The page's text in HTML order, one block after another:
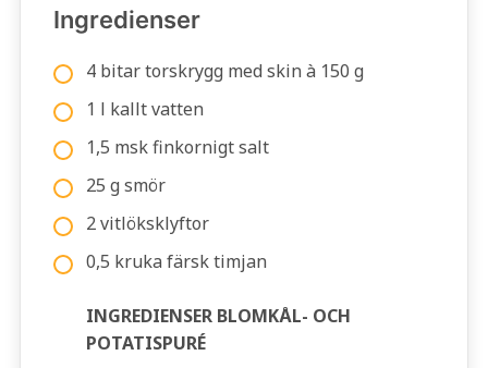
Ingredienser
4 bitar torskrygg med skin à 150 g
1 l kallt vatten
1,5 msk finkornigt salt
25 g smör
2 vitlöksklyftor
0,5 kruka färsk timjan
INGREDIENSER BLOMKÅL- OCH
POTATISPURÉ